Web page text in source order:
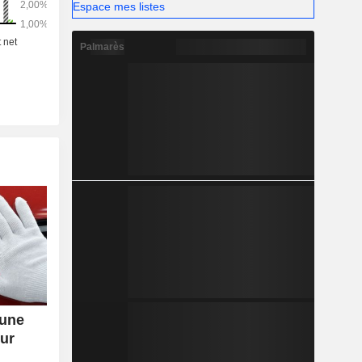
Espace mes listes
Palmarès